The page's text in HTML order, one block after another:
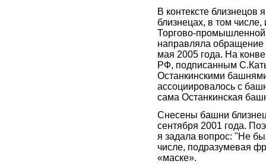
В контексте близнецов
близнецах, в том числе,
Торгово-промышленной
направляла
мая 2005 года. На
РФ, подписанным
Останкинскими
ассоциировалось с
сама Останкинская
Снесены башни
сентября 2001 года.
я задала вопрос: "Не
числе, подразумевая
«маске».